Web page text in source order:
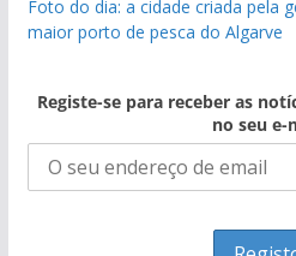
Foto do dia: a cidade criada pela
maior porto de pesca do Algarve
Registe-se para receber as
no seu e-